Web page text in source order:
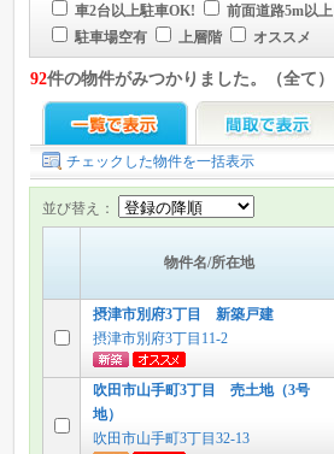
車2台以上駐車OK!
前面道路5m以上
駐車場空有
上層階 オススメ
92件の物件がみつかりました。（全て）
チェックした物件を一括表示
並び替え：
物件名/所在地
摂津市別府3丁目 新築戸建
摂津市別府3丁目11-2
吹田市山手町3丁目 売土地（3号
地）
吹田市山手町3丁目32-13